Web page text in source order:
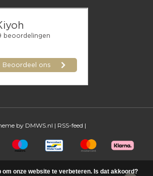
by DMWS.nl | RSS-feed |
om onze website te verbeteren. Is dat akkoord?